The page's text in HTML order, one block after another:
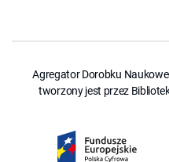
Agregator Dorobku
tworzony jest przez